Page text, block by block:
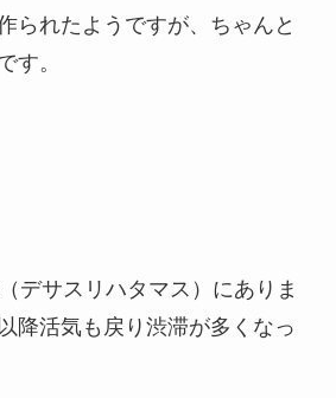
られたようですが、ちゃんと
す。
デサスリハタマス）にありま
降活気も戻り渋滞が多くなっ